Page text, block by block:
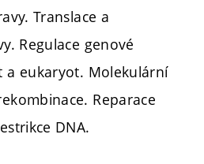
Translace a
Regulace genové
a eukaryot. Molekulární
Reparace
DNA.